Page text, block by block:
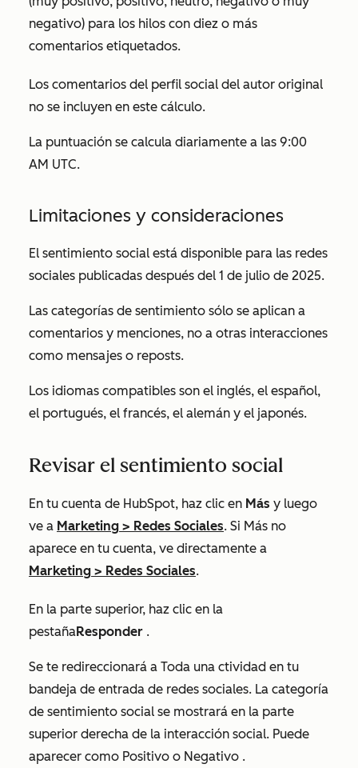
negativo) para los hilos con diez o más
comentarios etiquetados.
Los comentarios del perfil social del autor original
no se incluyen en este cálculo.
La puntuación se calcula diariamente a las 9:00
AM UTC.
Limitaciones y consideraciones
El sentimiento social está disponible para las redes
sociales publicadas después del 1 de julio de 2025.
Las categorías de sentimiento sólo se aplican a
comentarios y menciones, no a otras interacciones
como mensajes o reposts.
Los idiomas compatibles son el inglés, el español,
el portugués, el francés, el alemán y el japonés.
Revisar el sentimiento social
En tu cuenta de HubSpot, haz clic en Más y luego
ve a Marketing > Redes Sociales. Si Más no
aparece en tu cuenta, ve directamente a
Marketing > Redes Sociales.
En la parte superior, haz clic en la
pestañaResponder .
Se te redireccionará a Toda una ctividad en tu
bandeja de entrada de redes sociales. La categoría
de sentimiento social se mostrará en la parte
superior derecha de la interacción social. Puede
aparecer como Positivo o Negativo .